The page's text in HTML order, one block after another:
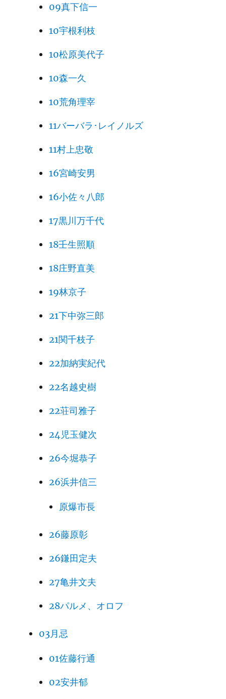
09真下信一
10宇根利枝
10松原美代子
10森一久
10荒角理宰
11バーバラ･レイノルズ
11村上忠敬
16宮崎安男
16小佐々八郎
17黒川万千代
18壬生照順
18庄野直美
19林京子
21下中弥三郎
21関千枝子
22加納実紀代
22名越史樹
22荘司雅子
24児玉健次
26今堀恭子
26浜井信三
原爆市長
26藤原彰
26鎌田定夫
27亀井文夫
28パルメ、オロフ
03月忌
01佐藤行通
02安井郁